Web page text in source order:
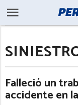
Falleció un
accidente en